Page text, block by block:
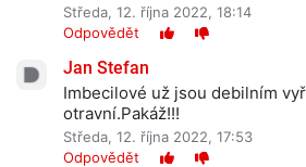
Středa, 12. října 2022, 18:14
Odpovědět
Jan Stefan
Imbecilové už jsou debilním
otravní.Pakáž!!!
Středa, 12. října 2022, 17:53
Odpovědět